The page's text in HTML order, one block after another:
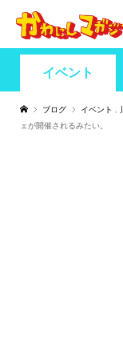
イベント
ブログ イベント
ェが開催されるみたい。